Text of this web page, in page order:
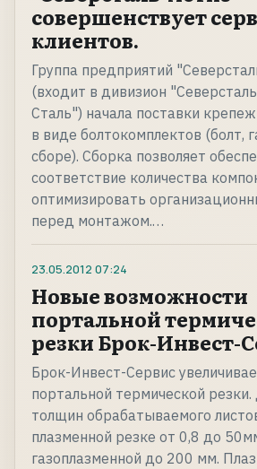
совершенствует
клиентов.
Группа предприятий
(входит в дивизион
Сталь") начала поставки
в виде болтокомплектов (болт,
сборе). Сборка позволяет
соответствие количества
оптимизировать
перед монтажом.…
23.05.2012 07:24
Новые возможности
портальной
резки Брок-Инвест-
Брок-Инвест-Сервис
портальной термической
толщин обрабатываемого
плазменной резке от 0,8 до
газоплазменной до 200 мм.